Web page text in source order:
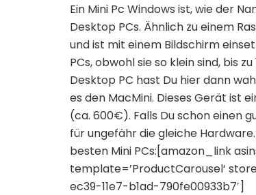
Ein Mini Pc Windows ist, wie der
Desktop PCs. Ähnlich zu einem
und ist mit einem Bildschirm
PCs, obwohl sie so klein sind, bis
Desktop PC hast Du hier dann
es den MacMini. Dieses Gerät ist
(ca. 600€). Falls Du schon einen
für ungefähr die gleiche
besten Mini PCs:[amazon_link
template=’ProductCarousel‘
ec39-11e7-b1ad-790fe00933b7′]